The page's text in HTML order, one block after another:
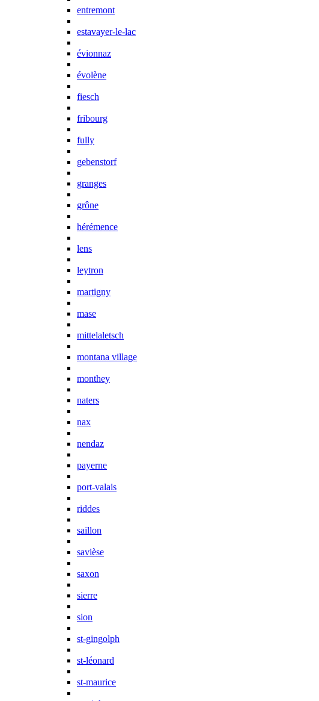
entremont
estavayer-le-lac
évionnaz
évolène
fiesch
fribourg
fully
gebenstorf
granges
grône
hérémence
lens
leytron
martigny
mase
mittelaletsch
montana village
monthey
naters
nax
nendaz
payerne
port-valais
riddes
saillon
savièse
saxon
sierre
sion
st-gingolph
st-léonard
st-maurice